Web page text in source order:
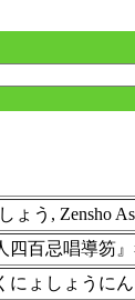
う, Zensho
四百忌唱導笏
にょしょうに